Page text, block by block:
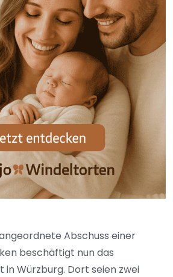
Abschuss einer
beschäftigt nun das
Würzburg. Dort seien zwei